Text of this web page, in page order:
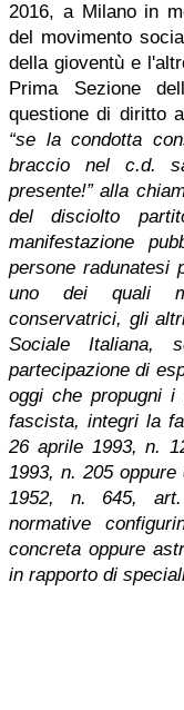
2016, a Milano in
del movimento
della gioventù e
Prima Sezione
questione di diritto
“se la condotta
braccio nel c.d.
presente!” alla
del disciolto
manifestazione
persone radunatesi
uno dei quali
conservatrici, gli
Sociale Italiana,
partecipazione di
oggi che propugni i
fascista, integri la
26 aprile 1993, n.
1993, n. 205
1952, n. 645,
normative
concreta oppure
in rapporto di